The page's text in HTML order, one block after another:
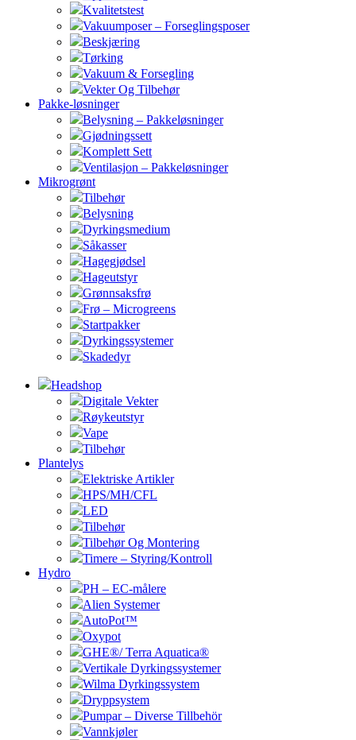
Kvalitetstest
Vakuumposer – Forseglingsposer
Beskjæring
Tørking
Vakuum & Forsegling
Vekter Og Tilbehør
Pakke-løsninger
Belysning – Pakkeløsninger
Gjødningssett
Komplett Sett
Ventilasjon – Pakkeløsninger
Mikrogrønt
Tilbehør
Belysning
Dyrkingsmedium
Såkasser
Hagegjødsel
Hageutstyr
Grønnsaksfrø
Frø – Microgreens
Startpakker
Dyrkingssystemer
Skadedyr
Headshop
Digitale Vekter
Røykeutstyr
Vape
Tilbehør
Plantelys
Elektriske Artikler
HPS/MH/CFL
LED
Tilbehør
Tilbehør Og Montering
Timere – Styring/Kontroll
Hydro
PH – EC-målere
Alien Systemer
AutoPot™
Oxypot
GHE®/ Terra Aquatica®
Vertikale Dyrkingssystemer
Wilma Dyrkingssystem
Dryppsystem
Pumpar – Diverse Tillbehör
Vannkjøler